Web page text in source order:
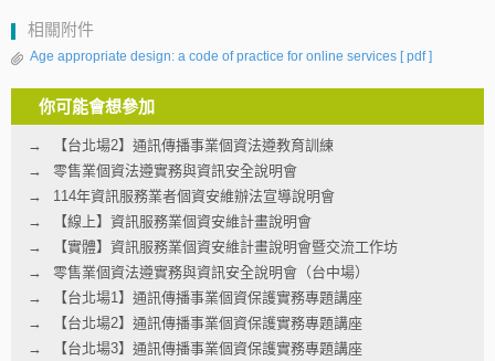
相關附件
Age appropriate design: a code of practice for online services [ pdf ]
你可能會想參加
【台北場2】通訊傳播事業個資法遵教育訓練
零售業個資法遵實務與資訊安全說明會
114年資訊服務業者個資安維辦法宣導說明會
【線上】資訊服務業個資安維計畫說明會
【實體】資訊服務業個資安維計畫說明會暨交流工作坊
零售業個資法遵實務與資訊安全說明會（台中場）
【台北場1】通訊傳播事業個資保護實務專題講座
【台北場2】通訊傳播事業個資保護實務專題講座
【台北場3】通訊傳播事業個資保護實務專題講座